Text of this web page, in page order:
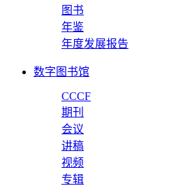
图书
年鉴
年度发展报告
数字图书馆
CCCF
期刊
会议
讲稿
视频
专辑